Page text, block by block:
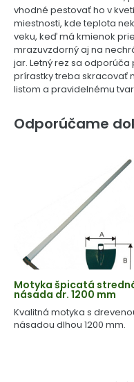
vhodné pestovať ho v
miestnosti, kde teplota
veku, keď má kmienok
mrazuvzdorný aj na
jar. Letný rez sa
prírastky treba skracovať
listom a pravidelnému
Odporúčame
Motyka špicatá
násada dr. 1200 mm
Kvalitná motyka s
násadou dlhou 1200 mm.